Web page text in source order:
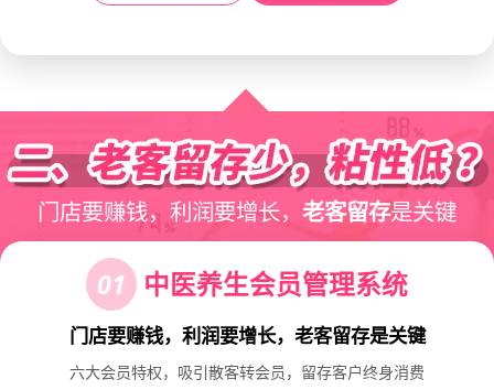
门店要赚钱，利润要增长， 老客留存是关键
01 中医养生会员管理系统
门店要赚钱，利润要增长，老客留存是关键
六大会员特权，吸引散客转会员，留存客户终身消费